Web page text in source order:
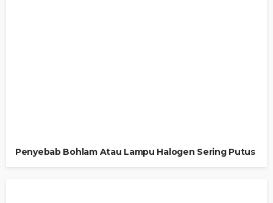
Penyebab Bohlam Atau Lampu Halogen Sering Putus